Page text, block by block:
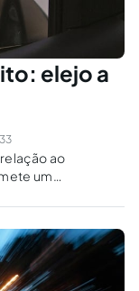
elejo a
ao
um
Teria o
em flagrante?